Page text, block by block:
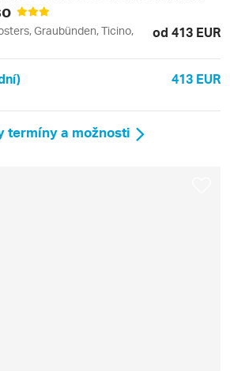
Graubünden, Ticino,
od 413 EUR
413 EUR
termíny a možnosti